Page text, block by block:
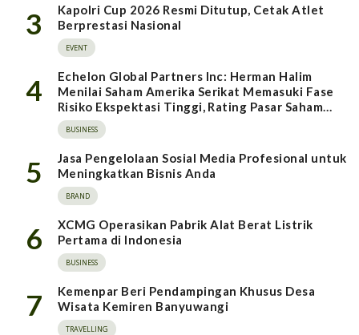
3
Kapolri Cup 2026 Resmi Ditutup, Cetak Atlet
Berprestasi Nasional
EVENT
4
Echelon Global Partners Inc: Herman Halim
Menilai Saham Amerika Serikat Memasuki Fase
Risiko Ekspektasi Tinggi, Rating Pasar Saham
Indonesia Direvisi Naik
BUSINESS
5
Jasa Pengelolaan Sosial Media Profesional untuk
Meningkatkan Bisnis Anda
BRAND
6
XCMG Operasikan Pabrik Alat Berat Listrik
Pertama di Indonesia
BUSINESS
7
Kemenpar Beri Pendampingan Khusus Desa
Wisata Kemiren Banyuwangi
TRAVELLING